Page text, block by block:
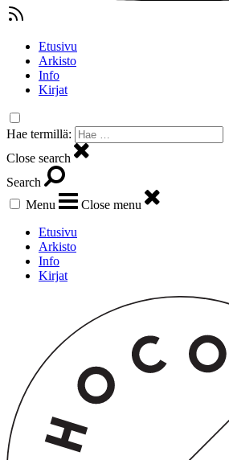
Etusivu
Arkisto
Info
Kirjat
Hae termillä:
Close search
Search
Menu
Close menu
Etusivu
Arkisto
Info
Kirjat